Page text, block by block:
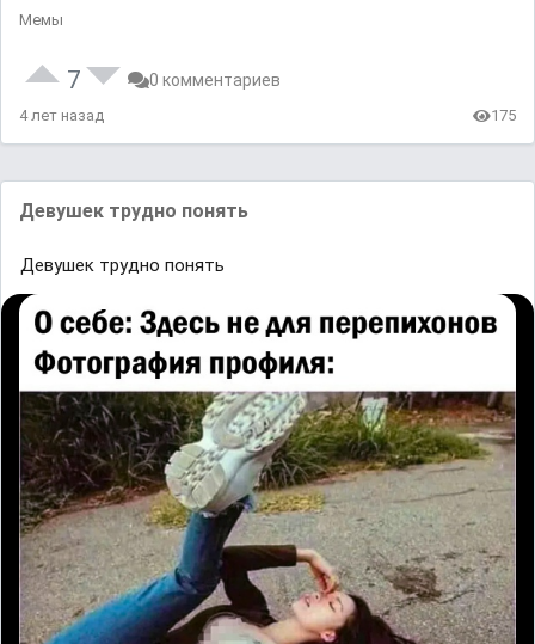
Мемы
7 0 комментариев
4 лет назад 175
Девушек трудно понять
Девушек трудно понять